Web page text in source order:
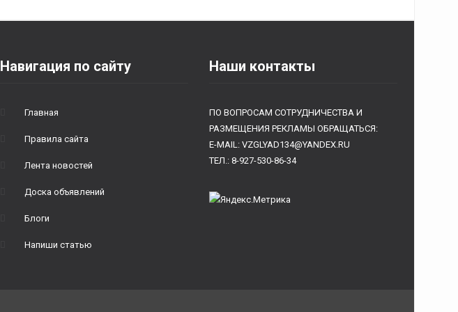
Навигация по сайту
Главная
Правила сайта
Лента новостей
Доска объявлений
Блоги
Напиши статью
Наши контакты
ПО ВОПРОСАМ СОТРУДНИЧЕСТВА И
РАЗМЕЩЕНИЯ РЕКЛАМЫ ОБРАЩАТЬСЯ:
E-MAIL: VZGLYAD134@YANDEX.RU
ТЕЛ.: 8-927-530-86-34